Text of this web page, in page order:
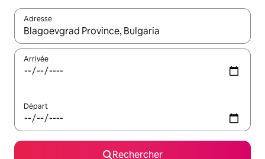
Adresse
Lorsque les résultats s'affichent, utilisez les flèches vers le
Arrivée
Départ
Rechercher